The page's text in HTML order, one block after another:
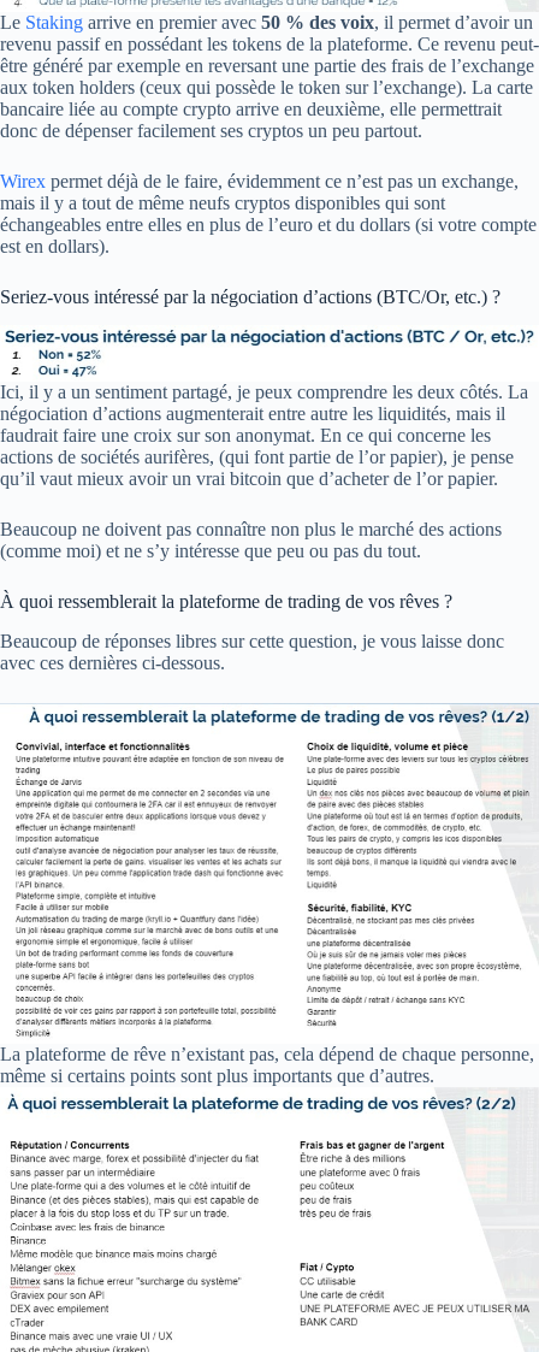
Le Staking arrive en premier avec 50 % des voix, il permet d’avoir un
revenu passif en possédant les tokens de la plateforme. Ce revenu peut-
être généré par exemple en reversant une partie des frais de l’exchange
aux token holders (ceux qui possède le token sur l’exchange). La carte
bancaire liée au compte crypto arrive en deuxième, elle permettrait
donc de dépenser facilement ses cryptos un peu partout.
Wirex permet déjà de le faire, évidemment ce n’est pas un exchange,
mais il y a tout de même neufs cryptos disponibles qui sont
échangeables entre elles en plus de l’euro et du dollars (si votre compte
est en dollars).
Seriez-vous intéressé par la négociation d’actions (BTC/Or, etc.) ?
Ici, il y a un sentiment partagé, je peux comprendre les deux côtés. La
négociation d’actions augmenterait entre autre les liquidités, mais il
faudrait faire une croix sur son anonymat. En ce qui concerne les
actions de sociétés aurifères, (qui font partie de l’or papier), je pense
qu’il vaut mieux avoir un vrai bitcoin que d’acheter de l’or papier.
Beaucoup ne doivent pas connaître non plus le marché des actions
(comme moi) et ne s’y intéresse que peu ou pas du tout.
À quoi ressemblerait la plateforme de trading de vos rêves ?
Beaucoup de réponses libres sur cette question, je vous laisse donc
avec ces dernières ci-dessous.
La plateforme de rêve n’existant pas, cela dépend de chaque personne,
même si certains points sont plus importants que d’autres.